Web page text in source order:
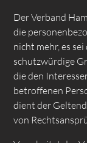
Der Verband
die
nicht mehr, es
schutzwürdige
die den
betroffenen
dient der
von